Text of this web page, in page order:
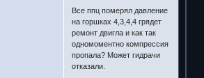
Все ппц померял давление
на горшках 4,3,4,4 грядет
ремонт двигла и как так
одномоментно компрессия
пропала? Может гидрачи
отказали.